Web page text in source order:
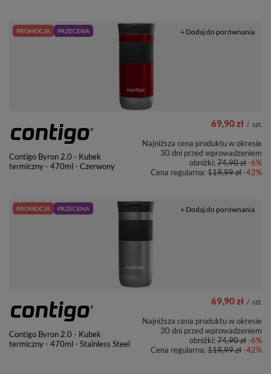
PROMOCJA PRZECENA
Contigo Byron 2.0 - Kubek
termiczny - 470ml - Czerwony
69,90 zł / szt.
Najniższa cena produktu w okresie
30 dni przed wprowadzeniem
obniżki:74,90 zł-6%
Cena regularna:119,99 zł-42%
+ Dodaj do porównania
PROMOCJA PRZECENA
Contigo Byron 2.0 - Kubek
termiczny - 470ml - Stainless Steel
69,90 zł / szt.
Najniższa cena produktu w okresie
30 dni przed wprowadzeniem
obniżki:74,90 zł-6%
Cena regularna:119,99 zł-42%
+ Dodaj do porównania